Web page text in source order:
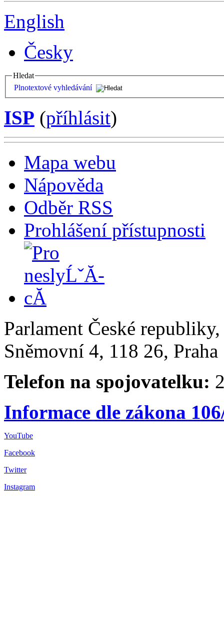
English
Česky
Hledat
Plnotextové vyhledávání
ISP (příhlásit)
Mapa webu
Nápověda
Odběr RSS
Prohlášení přístupnosti
Parlament České
Sněmovní 4, 118 26,
Telefon na spojovatelku:
Informace dle zákona
YouTube
Facebook
Twitter
Instagram